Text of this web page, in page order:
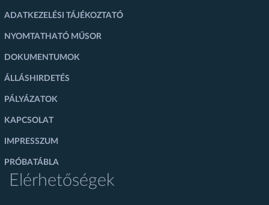
ADATKEZELÉSI TÁJÉKOZTATÓ
NYOMTATHATÓ MŰSOR
DOKUMENTUMOK
ÁLLÁSHIRDETÉS
PÁLYÁZATOK
KAPCSOLAT
IMPRESSZUM
PRÓBATÁBLA
Elérhetőségek